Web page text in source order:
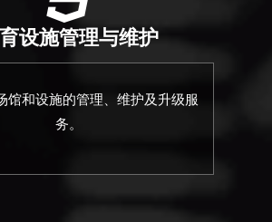
设施管理与维护
馆和设施的管理、维护及升级服
务。